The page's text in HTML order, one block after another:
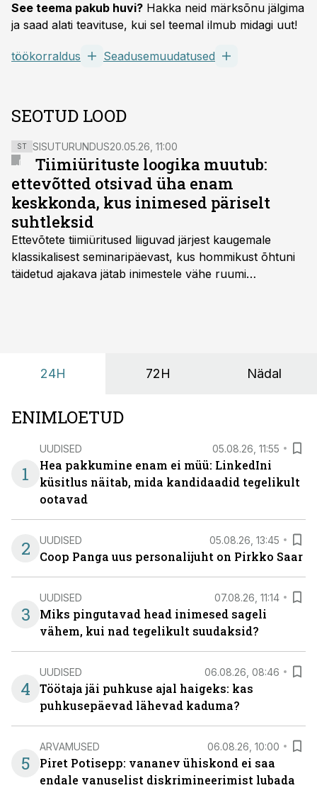
See teema pakub huvi? Hakka neid märksõnu jälgima
ja saad alati teavituse, kui sel teemal ilmub midagi uut!
töökorraldus Seadusemuudatused
SEOTUD LOOD
ST SISUTURUNDUS20.05.26, 11:00
Tiimiürituste loogika muutub:
ettevõtted otsivad üha enam
keskkonda, kus inimesed päriselt
suhtleksid
Ettevõtete tiimiüritused liiguvad järjest kaugemale
klassikalisest seminaripäevast, kus hommikust õhtuni
täidetud ajakava jätab inimestele vähe ruumi
24H 72H Nädal
ENIMLOETUD
1
UUDISED 05.08.26, 11:55
Hea pakkumine enam ei müü: LinkedIni
küsitlus näitab, mida kandidaadid tegelikult
ootavad
2 UUDISED 05.08.26, 13:45
Coop Panga uus personalijuht on Pirkko Saar
3
UUDISED 07.08.26, 11:14
Miks pingutavad head inimesed sageli
vähem, kui nad tegelikult suudaksid?
4
UUDISED 06.08.26, 08:46
Töötaja jäi puhkuse ajal haigeks: kas
puhkusepäevad lähevad kaduma?
5
ARVAMUSED 06.08.26, 10:00
Piret Potisepp: vananev ühiskond ei saa
endale vanuselist diskrimineerimist lubada